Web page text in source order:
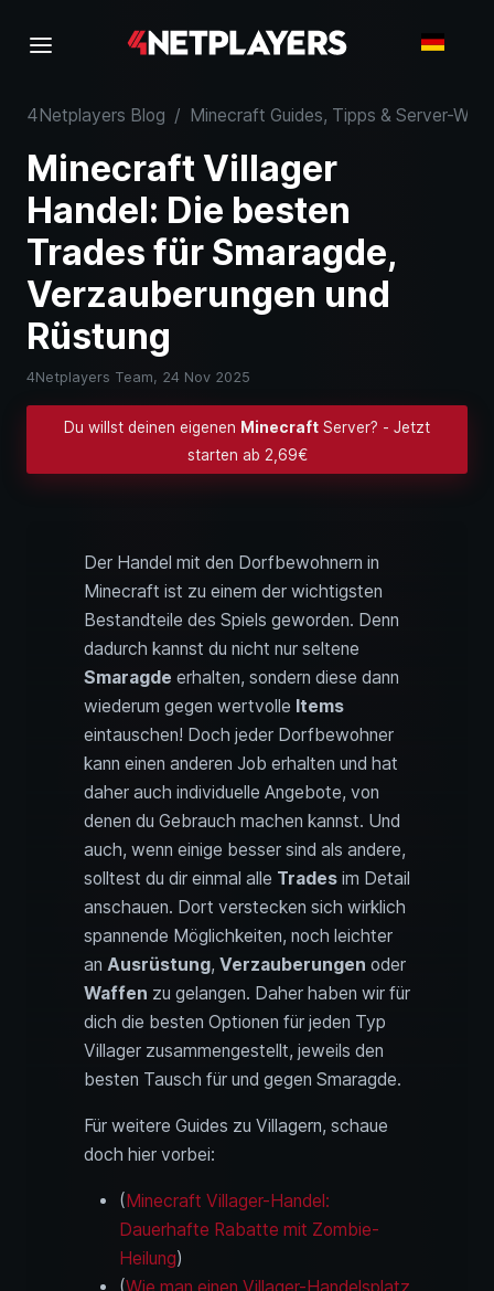
4Netplayers Blog / Minecraft Guides, Tipps & Server-
Minecraft Villager
Handel: Die besten
Trades für Smaragde,
Verzauberungen und
Rüstung
4Netplayers Team, 24 Nov 2025
Du willst deinen eigenen Minecraft Server? - Jetzt
starten ab 2,69€
Der Handel mit den Dorfbewohnern in
Minecraft ist zu einem der wichtigsten
Bestandteile des Spiels geworden. Denn
dadurch kannst du nicht nur seltene
Smaragde erhalten, sondern diese dann
wiederum gegen wertvolle Items
eintauschen! Doch jeder Dorfbewohner
kann einen anderen Job erhalten und hat
daher auch individuelle Angebote, von
denen du Gebrauch machen kannst. Und
auch, wenn einige besser sind als andere,
solltest du dir einmal alle Trades im Detail
anschauen. Dort verstecken sich wirklich
spannende Möglichkeiten, noch leichter
an Ausrüstung, Verzauberungen oder
Waffen zu gelangen. Daher haben wir für
dich die besten Optionen für jeden Typ
Villager zusammengestellt, jeweils den
besten Tausch für und gegen Smaragde.
Für weitere Guides zu Villagern, schaue
doch hier vorbei:
( Minecraft Villager-Handel:
Dauerhafte Rabatte mit Zombie-
Heilung)